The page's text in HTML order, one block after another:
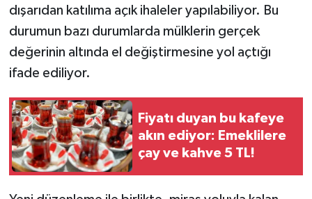
dışarıdan katılıma açık ihaleler yapılabiliyor. Bu
durumun bazı durumlarda mülklerin gerçek
değerinin altında el değiştirmesine yol açtığı
ifade ediliyor.
Fiyatı duyan bu kafeye
akın ediyor: Emeklilere
çay ve kahve 5 TL!